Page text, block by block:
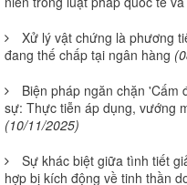
Xử lý vật chứng là phương
đang thế chấp tại ngân hàng
Biện pháp ngăn chặn 'Cấm
sự: Thực tiễn áp dụng, vướng
(10/11/2025)
Sự khác biệt giữa tình tiết
hợp bị kích động về tinh thần